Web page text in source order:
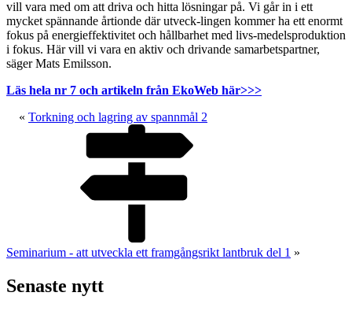
vill vara med om att driva och hitta lösningar på. Vi går in i ett
mycket spännande årtionde där utveck-lingen kommer ha ett enormt
fokus på energieffektivitet och hållbarhet med livs-medelsproduktion
i fokus. Här vill vi vara en aktiv och drivande samarbetspartner,
säger Mats Emilsson.
Läs hela nr 7 och artikeln från EkoWeb här>>>
« Torkning och lagring av spannmål 2
Seminarium - att utveckla ett framgångsrikt lantbruk del 1 »
Senaste nytt